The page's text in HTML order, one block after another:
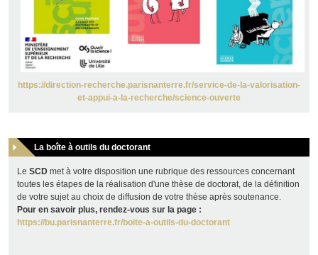
https://direction-recherche.parisnanterre.fr/service-de-la-valorisation-
et-appui-a-la-recherche/science-ouverte
La boîte à outils du doctorant
Le SCD met à votre disposition une rubrique des ressources concernant
toutes les étapes de la réalisation d'une thèse de doctorat, de la définition
de votre sujet au choix de diffusion de votre thèse après soutenance.
Pour en savoir plus, rendez-vous sur la page :
https://bu.parisnanterre.fr/boite-a-outils-du-doctorant